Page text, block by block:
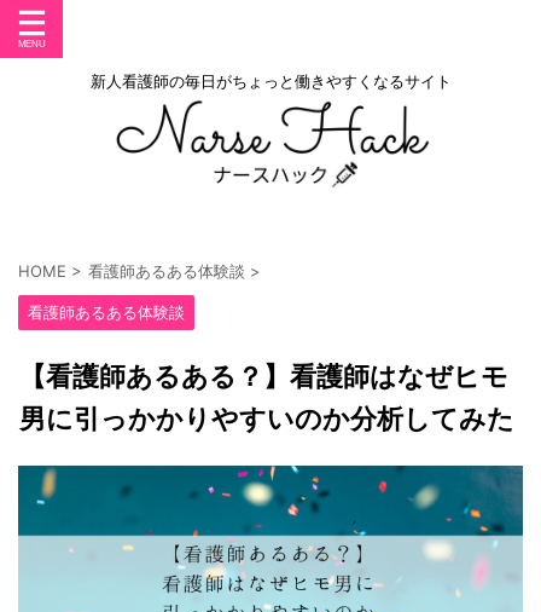
新人看護師の毎日がちょっと働きやすくなるサイト
HOME > 看護師あるある体験談 >
看護師あるある体験談
【看護師あるある？】看護師はなぜヒモ
男に引っかかりやすいのか分析してみた